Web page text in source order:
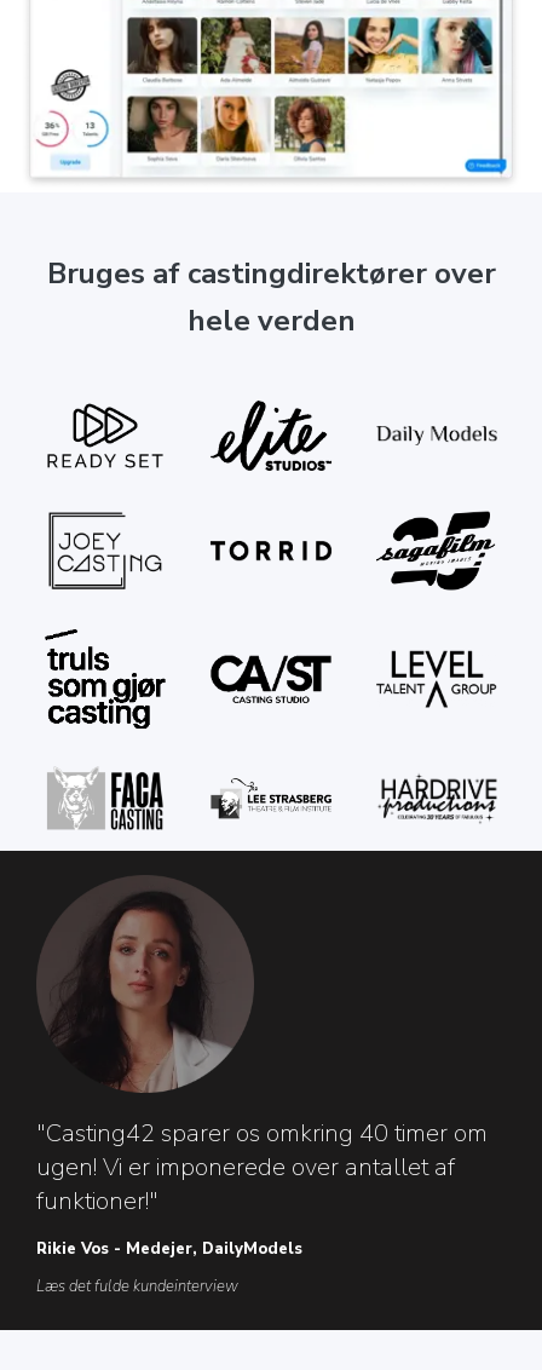
Bruges af castingdirektører over
hele verden
"Casting42 sparer os omkring 40 timer om
ugen! Vi er imponerede over antallet af
funktioner!"
Rikie Vos - Medejer, DailyModels
Læs det fulde kundeinterview